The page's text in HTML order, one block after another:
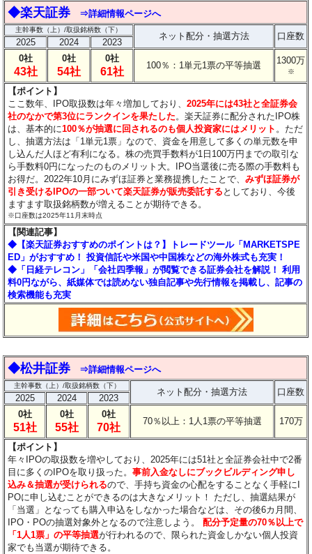
◆楽天証券 ⇒詳細情報ページへ
主幹事数（上）/取扱銘柄数（下）
ネット配分・抽選方法 口座数
2025 2024
2023
0社
43社
0社
54社
0社
61社
100％：1単元1票の平等抽選 1300万
※
【ポイント】
ここ数年、IPO取扱数は年々増加しており、2025年には43社と全証券会
社のなかで第3位にランクインを果たした。楽天証券に配分されたIPO株
は、基本的に100％が抽選に回されるのも個人投資家にはメリット 。ただ
し、抽選方法は「1単元1票」なので、資金を用意して多くの単元数を申
し込んだ人ほど有利になる。株の売買手数料が1日100万円までの取引な
ら手数料0円になったのものメリット大。IPO当選後に売る際の手数料も
お得だ。2022年10月にみずほ証券と業務提携したことで、みずほ証券が
引き受けるIPOの一部ついて楽天証券が販売委託する としており、今後
ますます取扱銘柄数が増えることが期待できる。
※口座数は2025年11月末時点
【関連記事】
◆【楽天証券おすすめのポイントは？】トレードツール「MARKETSPE
ED」がおすすめ！ 投資信託や米国や中国株などの海外株式も充実！
◆「日経テレコン」「会社四季報」が閲覧できる証券会社を解説！ 利用
料0円ながら、紙媒体では読めない独自記事や先行情報を掲載し、記事の
検索機能も充実
◆松井証券 ⇒詳細情報ページへ
主幹事数（上）/取扱銘柄数（下）
ネット配分・抽選方法 口座数
2025 2024
2023
0社
51社
0社
55社
0社
70社
70％以上：1人1票の平等抽選 170万
【ポイント】
年々IPOの取扱数を増やしており、2025年には51社と全証券会社中で2番
目に多くのIPOを取り扱った。事前入金なしにブックビルディング申し
込み＆抽選が受けられるので、手持ち資金の心配をすることなく手軽にI
POに申し込むことができるのは大きなメリット！
ただし、抽選結果が
「当選」となっても購入申込をしなかった場合などは、その後6カ月間、
IPO・POの抽選対象外となるので注意しよう。配分予定量の70％以上で
「1人1票」の平等抽選が行われるので、限られた資金しかない個人投資
家でも当選が期待できる。